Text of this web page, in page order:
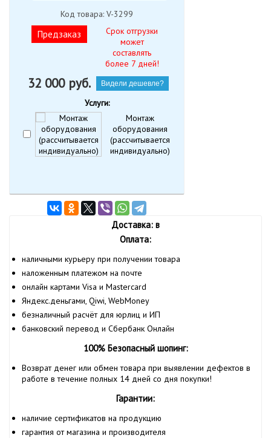
Код товара: V-3299
Предзаказ
Срок отгрузки
может
составлять
более 7 дней!
32 000 руб. Видели дешевле?
Услуги:
Монтаж
оборудования
(рассчитывается
индивидуально)
Доставка: в
Оплата:
наличными курьеру при получении товара
наложенным платежом на почте
онлайн картами Visa и Mastercard
Яндекс.деньгами, Qiwi, WebMoney
безналичный расчёт для юрлиц и ИП
банковский перевод и Сбербанк Онлайн
100% Безопасный шопинг:
Возврат денег или обмен товара при выявлении дефектов в
работе в течение полных 14 дней со дня покупки!
Гарантии:
наличие сертификатов на продукцию
гарантия от магазина и производителя